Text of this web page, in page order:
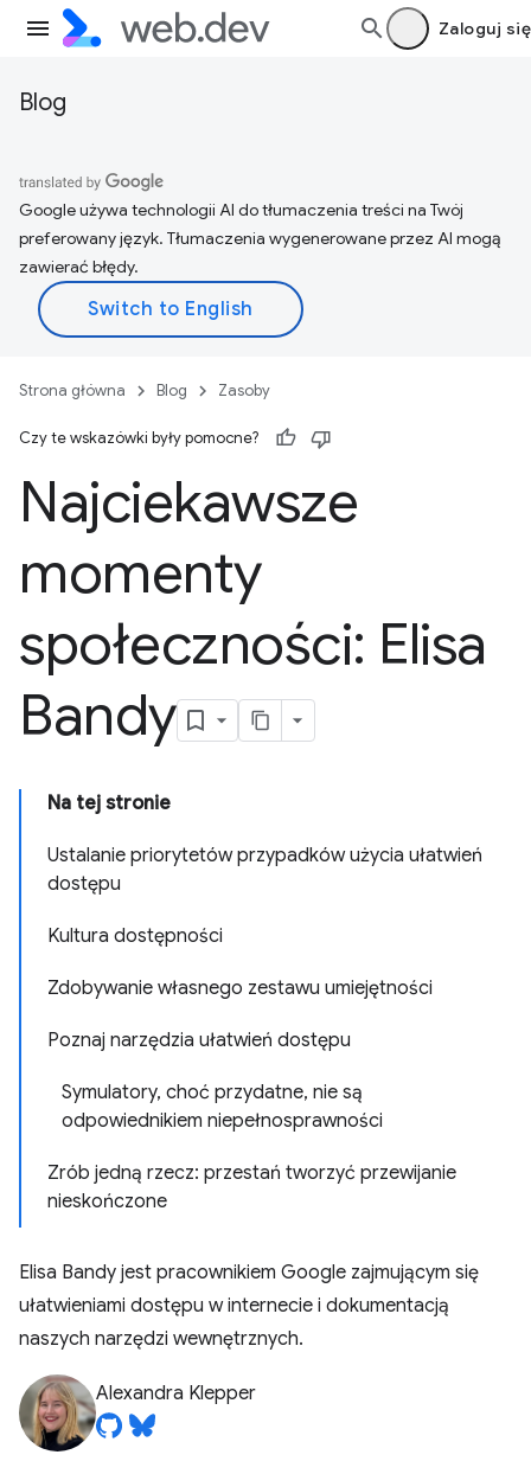
Zaloguj się
Blog
Google używa technologii AI do tłumaczenia treści na Twój
preferowany język. Tłumaczenia wygenerowane przez AI mogą
zawierać błędy.
Strona główna Blog Zasoby
Czy te wskazówki były pomocne?
Najciekawsze
momenty
społeczności: Elisa
Bandy
Na tej stronie
Ustalanie priorytetów przypadków użycia ułatwień
dostępu
Kultura dostępności
Zdobywanie własnego zestawu umiejętności
Poznaj narzędzia ułatwień dostępu
Symulatory, choć przydatne, nie są
odpowiednikiem niepełnosprawności
Zrób jedną rzecz: przestań tworzyć przewijanie
nieskończone
Elisa Bandy jest pracownikiem Google zajmującym się
ułatwieniami dostępu w internecie i dokumentacją
naszych narzędzi wewnętrznych.
Alexandra Klepper